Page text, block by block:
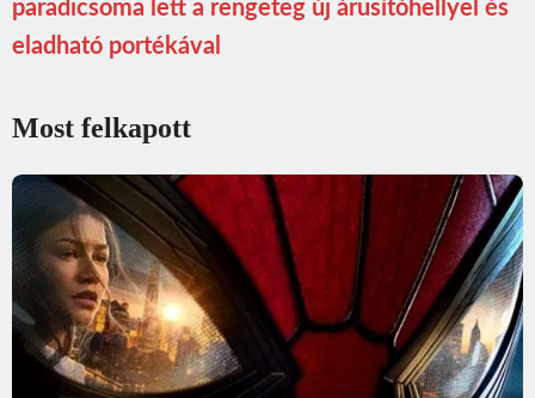
paradicsoma lett a rengeteg új árusítóhellyel és
eladható portékával
Most felkapott